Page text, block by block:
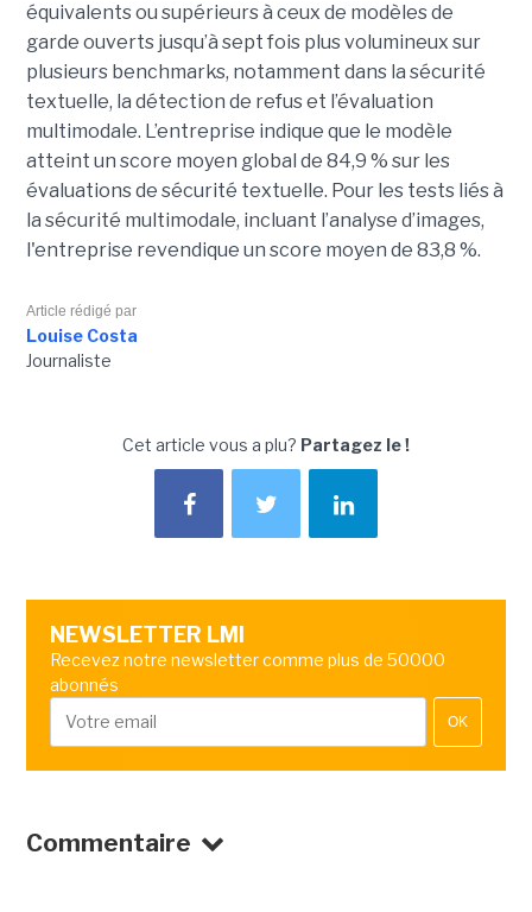
équivalents ou supérieurs à ceux de modèles de
garde ouverts jusqu’à sept fois plus volumineux sur
plusieurs benchmarks, notamment dans la sécurité
textuelle, la détection de refus et l’évaluation
multimodale. L’entreprise indique que le modèle
atteint un score moyen global de 84,9 % sur les
évaluations de sécurité textuelle. Pour les tests liés à
la sécurité multimodale, incluant l’analyse d’images,
l'entreprise revendique un score moyen de 83,8 %.
Article rédigé par
Louise Costa
Journaliste
Cet article vous a plu? Partagez le !
NEWSLETTER LMI
Recevez notre newsletter comme plus de 50000
abonnés
OK
Commentaire